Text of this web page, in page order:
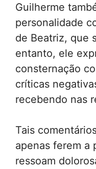
Guilherme
personalidade
de Beatriz, que
entanto, ele
consternação
críticas
recebendo nas
Tais
apenas ferem a
ressoam